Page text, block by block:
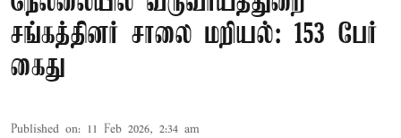
சங்கத்தினர் சாலை மறியல்: 153 பேர்
கைது
Published on: 11 Feb 2026, 2:34 am